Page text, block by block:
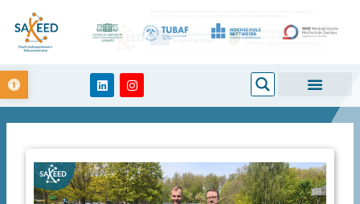
Open toolbar
Inhalt
springen
Search
L
i
e
i
n
I
n
a
r
a
m